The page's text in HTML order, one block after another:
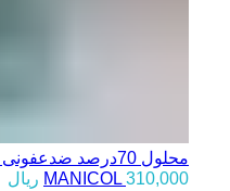
محلول 70درصد
MANICOL 310,000 ریال